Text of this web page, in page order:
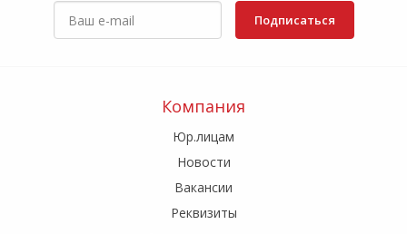
Подписаться
Компания
Юр.лицам
Новости
Вакансии
Реквизиты